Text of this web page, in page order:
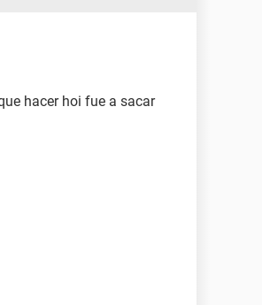
hacer hoi fue a sacar